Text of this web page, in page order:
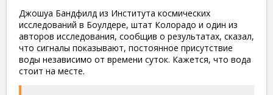
Джошуа Бандфилд из Института космических
исследований в Боулдере, штат Колорадо и один из
авторов исследования, сообщив о результатах, сказал,
что сигналы показывают, постоянное присутствие
воды независимо от времени суток. Кажется, что вода
стоит на месте.